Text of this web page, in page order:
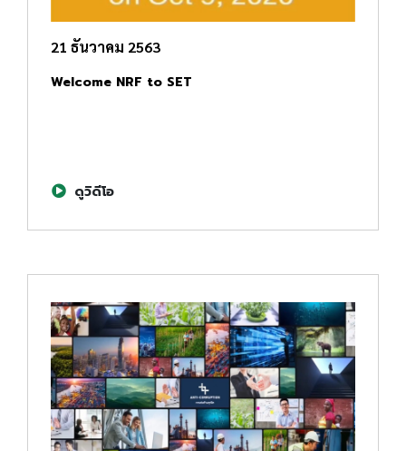
21 ธันวาคม 2563
Welcome NRF to SET
ดูวิดีโอ